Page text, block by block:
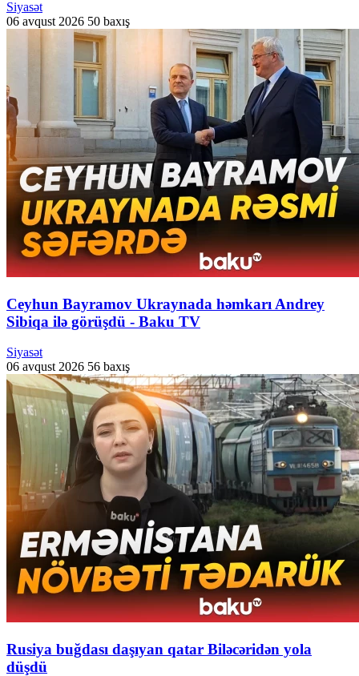
Siyasət
06 avqust 2026 50 baxış
Ceyhun Bayramov Ukraynada həmkarı Andrey
Sibiqa ilə görüşdü - Baku TV
Siyasət
06 avqust 2026 56 baxış
Rusiya buğdası daşıyan qatar Biləcəridən yola
düşdü